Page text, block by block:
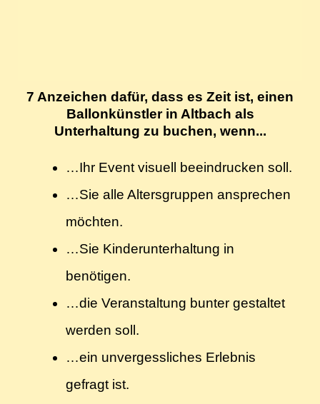
7 Anzeichen dafür, dass es Zeit ist, einen
Ballonkünstler in Altbach als
Unterhaltung zu buchen, wenn...
…Ihr Event visuell beeindrucken soll.
…Sie alle Altersgruppen ansprechen
möchten.
…Sie Kinderunterhaltung in
benötigen.
…die Veranstaltung bunter gestaltet
werden soll.
…ein unvergessliches Erlebnis
gefragt ist.